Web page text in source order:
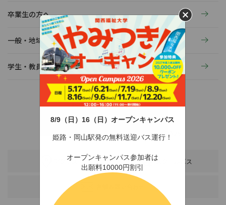
8/9（日）16（日）オープンキャンパス
姫路・岡山駅発の無料送迎バス運行！
オープンキャンパス参加者は
出願料10000円割引
卒業生の方へ
一般・地域の方へ
学生・教員の活動
〒678-0255 兵庫県赤穂市新田380-3
TEL：0791-46-2525（代）FAX：0791-46-2526
アクセス スクールバス